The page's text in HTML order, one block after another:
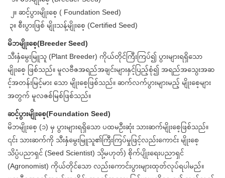
၂။ ဆင့်ပွားမျိုးစေ့ ( Foundation Seed)
၃။ စီးပွားဖြစ် မျိုးသန့်မျိုးစေ့ (Certified Seed)
မိဘမျိုးစေ့(Breeder Seed)
သီးနှံမွေးမြူသူ (Plant Breeder) ကိုယ်တိုင်ကြီးကြပ်၍ ပွားများရရှိသော
မျိုးစေ့ ဖြစ်သည်။ မူလဗီဇအရည်အချင်းများနှင့်ပြည့်စုံ၍ အရည်အသွေးအဆ
င့်အတန်းမြင့်မား သော မျိုးစေ့ဖြစ်သည်။ ဆက်လက်ပွားများမည့် မျိုးစေ့များ
အတွက် မူလဇစ်မြစ်ဖြစ်သည်။
ဆင့်ပွားမျိုးစေ့(Foundation Seed)
မိဘမျိုးစေ့ (၁) မှ ပွားများရရှိသော ပထမဦးဆုံး သားဆက်မျိုးစေ့ဖြစ်သည်။
၎င်း သားဆက်ကို သီးနှံမွေးမြူသူ၏ကြီးကြပ်မှုဖြင့်လည်းကောင်း မျိုးစေ့
သိပ္ပံပညာရှင် (Seed Scientist) သို့မဟုတ်) စိုက်ပျိုးရေးပညာရှင်
(Agronomist) ကိုယ်တိုင်သော လည်းကောင်းပွားများထုတ်လုပ်ရပါမည်။